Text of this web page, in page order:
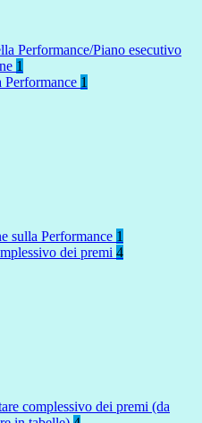
Performance/Piano esecutivo
1
Performance 1
sulla Performance 1
dei premi 4
complessivo dei premi (da